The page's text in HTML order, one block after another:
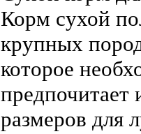
Корм сухой
крупных
которое
предпочитает
размеров для